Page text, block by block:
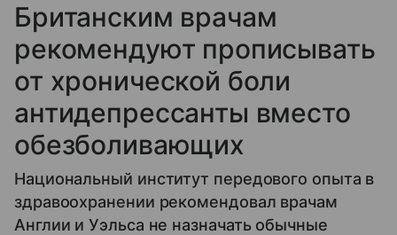
Британским врачам
рекомендуют прописывать
от хронической боли
антидепрессанты вместо
обезболивающих
Национальный институт передового опыта в
здравоохранении рекомендовал врачам
Англии и Уэльса не назначать обычные